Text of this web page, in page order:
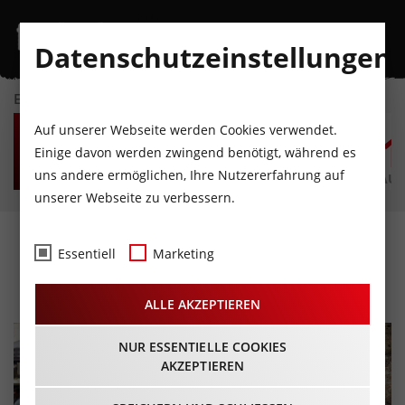
EVENTKALENDER
SO
9
AUGUST
MO
10
AUGUST
DI
11
AUGUST
MI
12
AUGUST
DO
13
AUGUST
BOGENFEST
18.05.2024 - Beginn 15:00 Uhr
Datenschutzeinstellungen
Auf unserer Webseite werden Cookies verwendet.
Einige davon werden zwingend benötigt, während es
uns andere ermöglichen, Ihre Nutzererfahrung auf
unserer Webseite zu verbessern.
Essentiell Marketing
ALLE AKZEPTIEREN
NUR ESSENTIELLE COOKIES
AKZEPTIEREN